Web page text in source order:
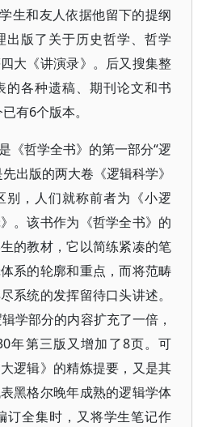
生和友人依据他留下的提纲
版了关于历史哲学、哲学
大《讲演录》。后又搜集整
各种遗稿、期刊论文和书
有6个版本。
《哲学全书》的第一部分“逻
出版的两大卷《逻辑科学》
别，人们就称前者为《小逻
。该书作为《哲学全书》的
的教材，它以简练紧凑的笔
系的轮廓和重点，而将范畴
系统的发挥留待口头讲述。
学部分的内容扩充了一倍，
年第三版又增加了8页。可
逻辑》的精炼提要，又是其
黑格尔晚年成熟的逻辑学体
订全集时，又将学生笔记作